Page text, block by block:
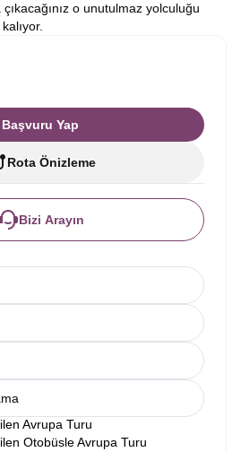
o unutulmaz yolculuğu
Başvuru Yap
Rota Önizleme
Bizi Arayın
Avrupa Turu
Otobüsle Avrupa Turu